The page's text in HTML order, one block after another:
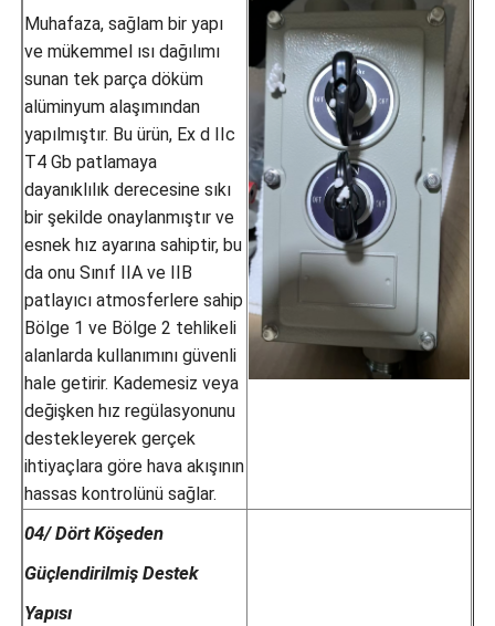
Muhafaza, sağlam bir yapı
ve mükemmel ısı dağılımı
sunan tek parça döküm
alüminyum alaşımından
yapılmıştır. Bu ürün, Ex d IIc
T4 Gb patlamaya
dayanıklılık derecesine sıkı
bir şekilde onaylanmıştır ve
esnek hız ayarına sahiptir, bu
da onu Sınıf IIA ve IIB
patlayıcı atmosferlere sahip
Bölge 1 ve Bölge 2 tehlikeli
alanlarda kullanımını güvenli
hale getirir. Kademesiz veya
değişken hız regülasyonunu
destekleyerek gerçek
ihtiyaçlara göre hava akışının
hassas kontrolünü sağlar.
04/ Dört Köşeden
Güçlendirilmiş Destek
Yapısı